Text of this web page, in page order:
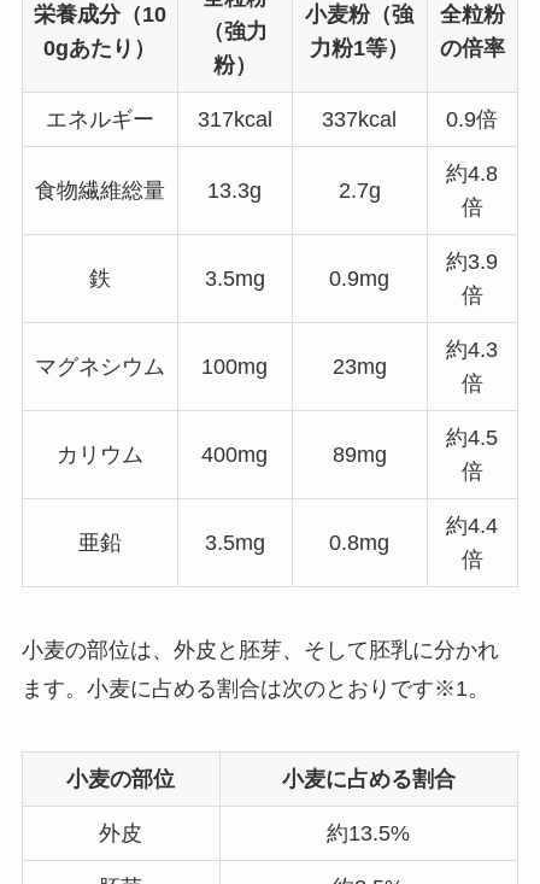
栄養成分（10
0gあたり）
（強力
粉）
小麦粉（強
力粉1等）
全粒粉
の倍率
エネルギー 317kcal 337kcal 0.9倍
食物繊維総量 13.3g 2.7g
約4.8
倍
鉄 3.5mg 0.9mg
約3.9
倍
マグネシウム 100mg 23mg
約4.3
倍
カリウム 400mg 89mg
約4.5
倍
亜鉛 3.5mg 0.8mg
約4.4
倍
小麦の部位は、外皮と胚芽、そして胚乳に分かれ
ます。小麦に占める割合は次のとおりです※1。
小麦の部位 小麦に占める割合
外皮 約13.5%